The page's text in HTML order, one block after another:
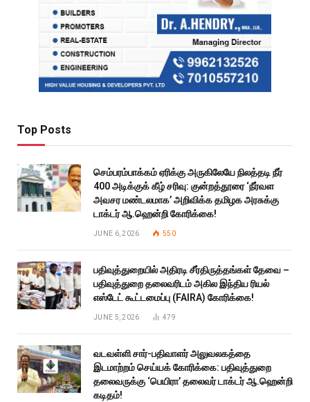
Top Posts
செம்பரம்பாக்கம் ஏரிக்கு அருகிலேயே நிலத்தடி நீர்
400 அடிக்குக் கீழ் சரிவு: குன்றத்தூரை ‘நீர்வள
அவசர மண்டலமாக’ அறிவிக்க தமிழக அரசுக்கு
டாக்டர் ஆ.ஹென்றி கோரிக்கை!
JUNE 6, 2026 550
பதிவுத்துறையில் அதிரடி சீர்திருத்தங்கள் தேவை –
பதிவுத்துறை தலைவரிடம் அகில இந்திய ரியல்
எஸ்டேட் கூட்டமைப்பு (FAIRA) கோரிக்கை!
JUNE 5, 2026 479
வடவள்ளி சார்-பதிவாளர் அலுவலகத்தை
இடமாற்றம் செய்யக் கோரிக்கை: பதிவுத்துறை
தலைவருக்கு ‘பெயிரா’ தலைவர் டாக்டர் ஆ.ஹென்றி
கடிதம்!